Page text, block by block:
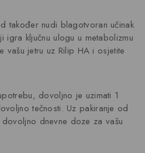
također nudi blagotvoran učinak
ključnu ulogu u metabolizmu
vašu jetru uz Rilip HA i osjetite
dovoljno je uzimati 1
tečnosti. Uz pakiranje od
dnevne doze za vašu